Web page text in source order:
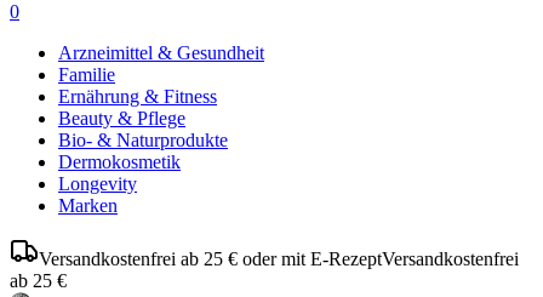
0
Arzneimittel & Gesundheit
Familie
Ernährung & Fitness
Beauty & Pflege
Bio- & Naturprodukte
Dermokosmetik
Longevity
Marken
Versandkostenfrei ab 25 € oder mit E-RezeptVersandkostenfrei
ab 25 €